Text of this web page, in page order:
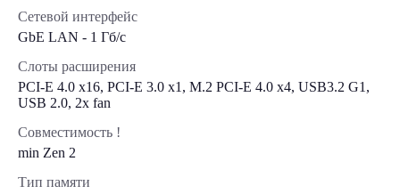
Сетевой интерфейс
GbE LAN - 1 Гб/с
Слоты расширения
PCI-E 4.0 x16, PCI-E 3.0 x1, M.2 PCI-E 4.0 х4, USB3.2 G1,
USB 2.0, 2х fan
Совместимость !
min Zen 2
Тип памяти